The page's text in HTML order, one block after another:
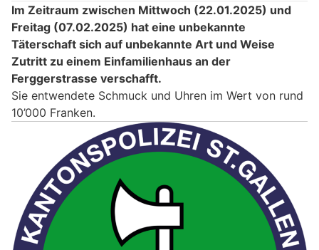
Im Zeitraum zwischen Mittwoch (22.01.2025) und
Freitag (07.02.2025) hat eine unbekannte
Täterschaft sich auf unbekannte Art und Weise
Zutritt zu einem Einfamilienhaus an der
Ferggerstrasse verschafft.
Sie entwendete Schmuck und Uhren im Wert von rund
10’000 Franken.